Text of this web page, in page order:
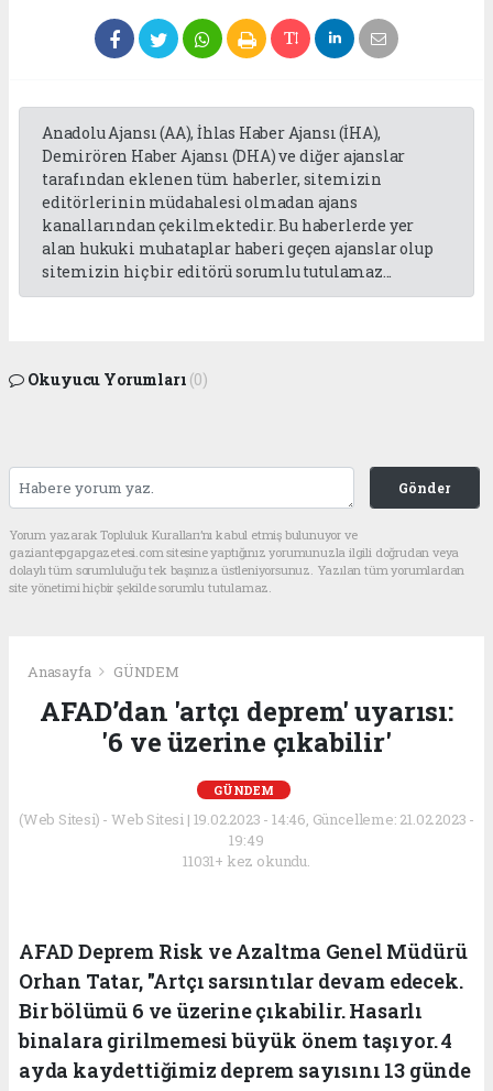
Anadolu Ajansı (AA), İhlas Haber Ajansı (İHA),
Demirören Haber Ajansı (DHA) ve diğer ajanslar
tarafından eklenen tüm haberler, sitemizin
editörlerinin müdahalesi olmadan ajans
kanallarından çekilmektedir. Bu haberlerde yer
alan hukuki muhataplar haberi geçen ajanslar olup
sitemizin hiç bir editörü sorumlu tutulamaz...
Okuyucu Yorumları (0)
Gönder
Yorum yazarak Topluluk Kuralları’nı kabul etmiş bulunuyor ve
gaziantepgapgazetesi.com sitesine yaptığınız yorumunuzla ilgili doğrudan veya
dolaylı tüm sorumluluğu tek başınıza üstleniyorsunuz. Yazılan tüm yorumlardan
site yönetimi hiçbir şekilde sorumlu tutulamaz.
Anasayfa GÜNDEM
AFAD’dan 'artçı deprem' uyarısı:
'6 ve üzerine çıkabilir'
GÜNDEM
(Web Sitesi) - Web Sitesi | 19.02.2023 - 14:46, Güncelleme: 21.02.2023 -
19:49
11031+ kez okundu.
AFAD Deprem Risk ve Azaltma Genel Müdürü
Orhan Tatar, "Artçı sarsıntılar devam edecek.
Bir bölümü 6 ve üzerine çıkabilir. Hasarlı
binalara girilmemesi büyük önem taşıyor. 4
ayda kaydettiğimiz deprem sayısını 13 günde